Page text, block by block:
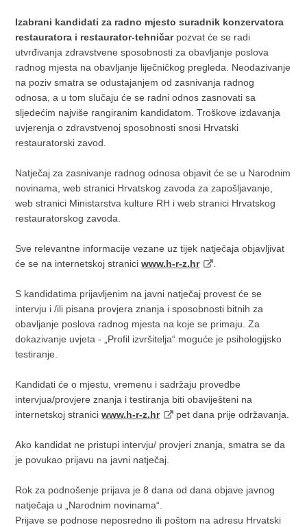
Izabrani kandidati za radno mjesto suradnik konzervatora
restauratora i restaurator-tehničar pozvat će se radi
utvrđivanja zdravstvene sposobnosti za obavljanje poslova
radnog mjesta na obavljanje liječničkog pregleda. Neodazivanje
na poziv smatra se odustajanjem od zasnivanja radnog
odnosa, a u tom slučaju će se radni odnos zasnovati sa
sljedećim najviše rangiranim kandidatom. Troškove izdavanja
uvjerenja o zdravstvenoj sposobnosti snosi Hrvatski
restauratorski zavod.
Natječaj za zasnivanje radnog odnosa objavit će se u Narodnim
novinama, web stranici Hrvatskog zavoda za zapošljavanje,
web stranici Ministarstva kulture RH i web stranici Hrvatskog
restauratorskog zavoda.
Sve relevantne informacije vezane uz tijek natječaja objavljivat
će se na internetskoj straniciwww.h-r-z.hr
S kandidatima prijavljenim na javni natječaj provest će se
intervju i /ili pisana provjera znanja i sposobnosti bitnih za
obavljanje poslova radnog mjesta na koje se primaju. Za
dokazivanje uvjeta - „Profil izvršitelja“ moguće je psihologijsko
testiranje.
Kandidati će o mjestu, vremenu i sadržaju provedbe
intervjua/provjere znanja i testiranja biti obaviješteni na
internetskoj straniciwww.h-r-z.hr pet dana prije održavanja.
Ako kandidat ne pristupi intervju/ provjeri znanja, smatra se da
je povukao prijavu na javni natječaj.
Rok za podnošenje prijava je 8 dana od dana objave javnog
natječaja u „Narodnim novinama“.
Prijave se podnose neposredno ili poštom na adresu Hrvatski